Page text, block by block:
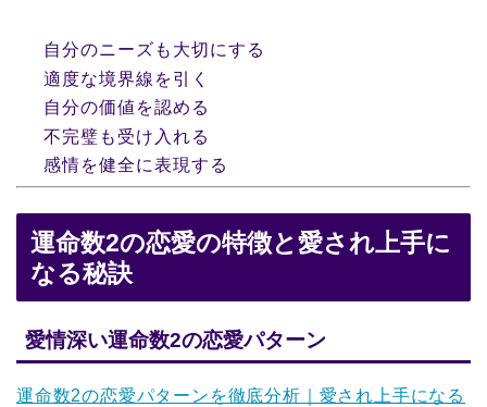
自分のニーズも大切にする
適度な境界線を引く
自分の価値を認める
不完璧も受け入れる
感情を健全に表現する
運命数2の恋愛の特徴と愛され上手に
なる秘訣
愛情深い運命数2の恋愛パターン
運命数2の恋愛パターンを徹底分析｜愛され上手になる